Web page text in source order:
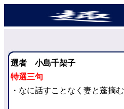
選者 小島千架子
特選三句
・ なに話すことなく妻と蓬摘む